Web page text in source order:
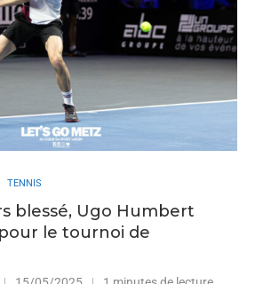
TENNIS
blessé, Ugo Humbert
le tournoi de